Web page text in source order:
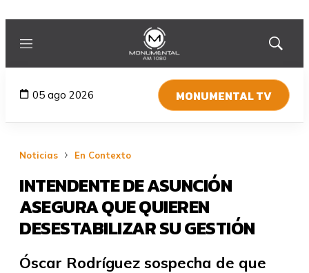
Menú
Mostrar
05 ago 2026 MONUMENTAL TV
Noticias En Contexto
INTENDENTE DE ASUNCIÓN
ASEGURA QUE QUIEREN
DESESTABILIZAR SU GESTIÓN
Óscar Rodríguez sospecha de que